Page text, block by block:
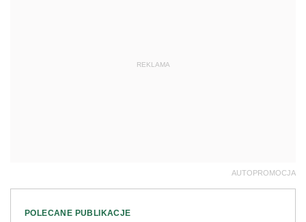
REKLAMA
AUTOPROMOCJA
POLECANE PUBLIKACJE